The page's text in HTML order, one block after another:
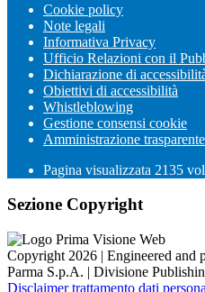
Cookie policy
Note legali
Informativa Privacy
Ufficio Relazioni con il
Dichiarazione di
Obiettivi di accessibilità
Whistleblowing
Gestione consensi cookie
Amministrazione trasparente
Pagina visualizzata 2135
Sezione Copyright
Copyright 2026 | Engineered and
Parma S.p.A. | Divisione
Disclaimer trattamento dati